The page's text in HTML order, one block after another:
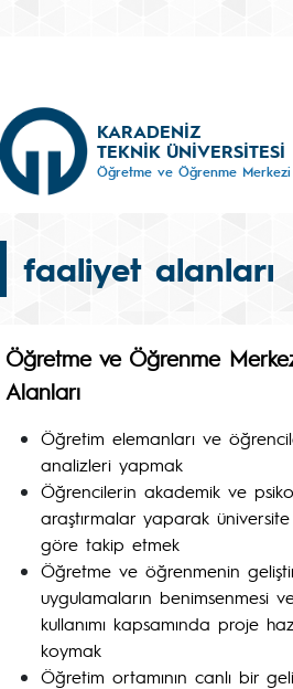
KARADENİZ
TEKNİK ÜNİVERSİTESİ
Öğretme ve Öğrenme Merkezi
faaliyet alanları
Öğretme ve Öğrenme
Alanları
Öğretim elemanları ve
analizleri yapmak
Öğrencilerin akademik ve
araştırmalar yaparak
göre takip etmek
Öğretme ve öğrenmenin
uygulamaların benimsenmesi
kullanımı kapsamında proje
koymak
Öğretim ortamının canlı bir